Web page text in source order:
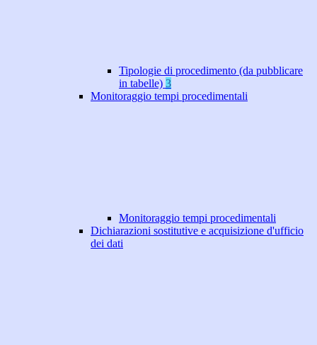
Tipologie di procedimento (da pubblicare
in tabelle) 3
Monitoraggio tempi procedimentali
Monitoraggio tempi procedimentali
Dichiarazioni sostitutive e acquisizione d'ufficio
dei dati